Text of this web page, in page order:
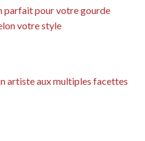
parfait pour votre gourde
votre style
artiste aux multiples facettes